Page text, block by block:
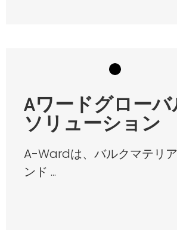
Aワードグローバ
ソリューション
A-Wardは、バルクマテリ
ンド ...